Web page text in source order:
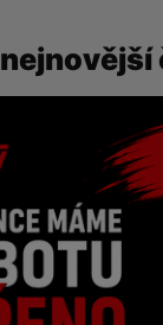
nejnovější